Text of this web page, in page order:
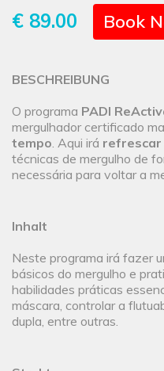
€ 89.00 Book
BESCHREIBUNG
O programa PADI
mergulhador certificado
tempo. Aqui irá refrescar
técnicas de mergulho de
necessária para voltar a
Inhalt
Neste programa irá fazer
básicos do mergulho e
habilidades práticas
máscara, controlar a
dupla, entre outras.